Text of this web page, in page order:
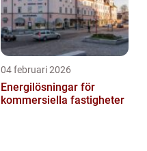
04 februari 2026
Energilösningar för
kommersiella fastigheter